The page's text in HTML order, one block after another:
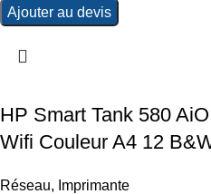
Ajouter au devis
HP Smart Tank 580
Wifi Couleur A4 12
Réseau, Imprimante